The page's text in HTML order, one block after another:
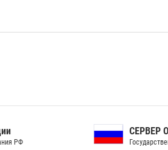
СЕРВЕР ОРГАНОВ
Государственной власти РФ